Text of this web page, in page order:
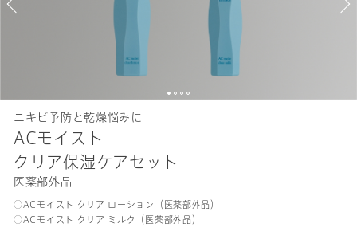
ニキビ予防と乾燥悩みに
ACモイスト
クリア保湿ケアセット
医薬部外品
○ACモイスト クリア ローション（医薬部外品）
○ACモイスト クリア ミルク（医薬部外品）